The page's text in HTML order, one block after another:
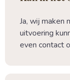
Ja, wij maken
uitvoering
even contact